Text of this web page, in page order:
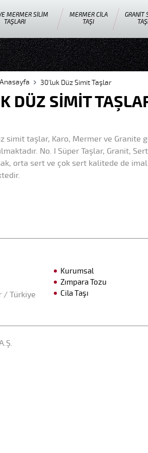
MERMER SILIM
TAŞLARI
MERMER CILA
TAŞI
GRANIT
Anasayfa 30'luk Düz Simit Taşlar
DÜZ SIMIT
simit taşlar, Karo, Mermer ve Granite
No. I Süper Taşlar, Granit,
orta sert ve çok sert kalitede de
/ Türkiye
Kurumsal
Zımpara Tozu
Cila Taşı